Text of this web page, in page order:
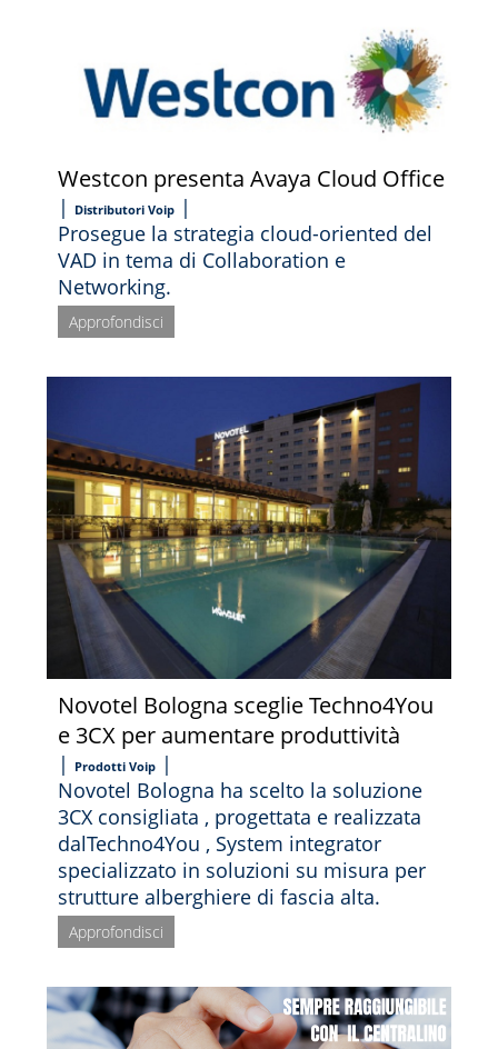
Westcon presenta Avaya Cloud Office
| Distributori Voip |
Prosegue la strategia cloud-oriented del
VAD in tema di Collaboration e
Networking.
Approfondisci
Novotel Bologna sceglie Techno4You
e 3CX per aumentare produttività
| Prodotti Voip |
Novotel Bologna ha scelto la soluzione
3CX consigliata , progettata e realizzata
dalTechno4You , System integrator
specializzato in soluzioni su misura per
strutture alberghiere di fascia alta.
Approfondisci